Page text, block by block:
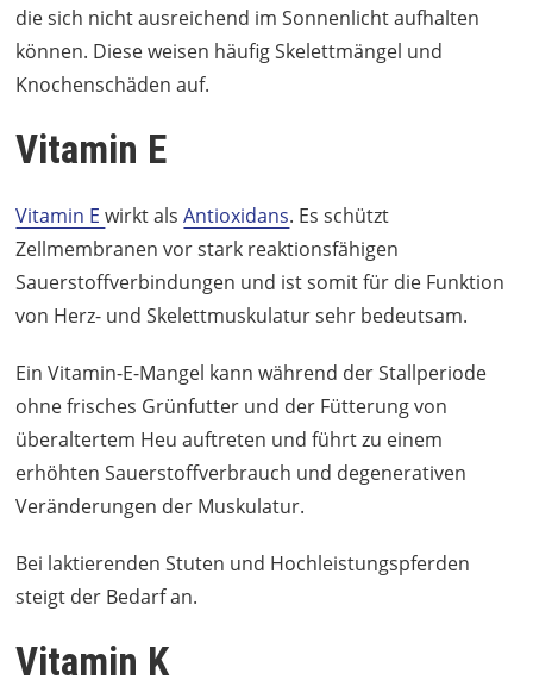
die sich nicht ausreichend im Sonnenlicht aufhalten
können. Diese weisen häufig Skelettmängel und
Knochenschäden auf.
Vitamin E
Vitamin Ewirkt alsAntioxidans. Es schützt
Zellmembranen vor stark reaktionsfähigen
Sauerstoffverbindungen und ist somit für die Funktion
von Herz- und Skelettmuskulatur sehr bedeutsam.
Ein Vitamin-E-Mangel kann während der Stallperiode
ohne frisches Grünfutter und der Fütterung von
überaltertem Heu auftreten und führt zu einem
erhöhten Sauerstoffverbrauch und degenerativen
Veränderungen der Muskulatur.
Bei laktierenden Stuten und Hochleistungspferden
steigt der Bedarf an.
Vitamin K